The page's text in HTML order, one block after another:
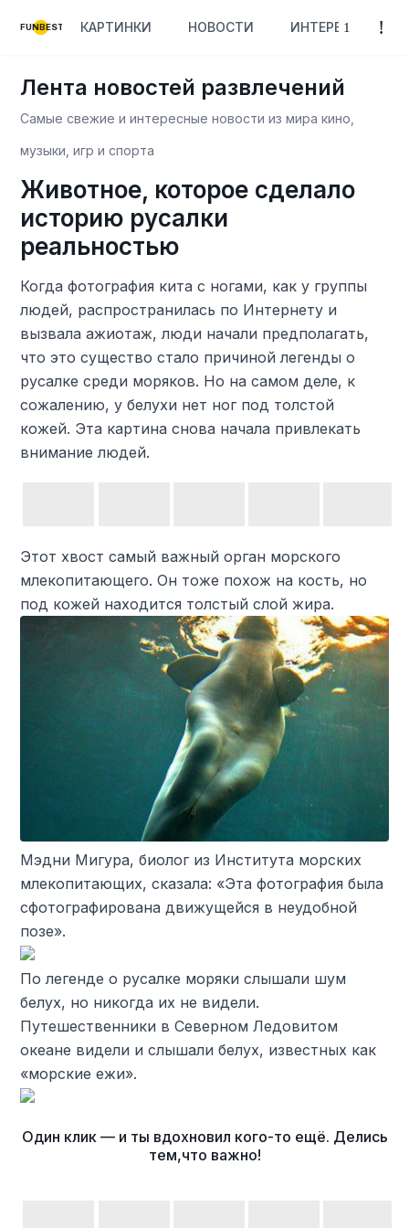
FUNBEST КАРТИНКИ НОВОСТИ ИНТЕРЕСНОЕ
Лента новостей развлечений
Самые свежие и интересные новости из мира кино,
музыки, игр и спорта
Животное, которое сделало
историю русалки
реальностью
Когда фотография кита с ногами, как у группы
людей, распространилась по Интернету и
вызвала ажиотаж, люди начали предполагать,
что это существо стало причиной легенды о
русалке среди моряков. Но на самом деле, к
сожалению, у белухи нет ног под толстой
кожей. Эта картина снова начала привлекать
внимание людей.
Этот хвост самый важный орган морского
млекопитающего. Он тоже похож на кость, но
под кожей находится толстый слой жира.
Мэдни Мигура, биолог из Института морских
млекопитающих, сказала: «Эта фотография была
сфотографирована движущейся в неудобной
позе».
По легенде о русалке моряки слышали шум
белух, но никогда их не видели.
Путешественники в Северном Ледовитом
океане видели и слышали белух, известных как
«морские ежи».